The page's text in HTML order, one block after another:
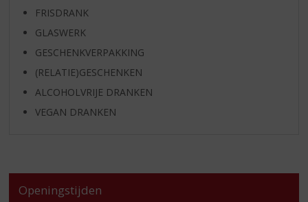
FRISDRANK
GLASWERK
GESCHENKVERPAKKING
(RELATIE)GESCHENKEN
ALCOHOLVRIJE DRANKEN
VEGAN DRANKEN
Openingstijden